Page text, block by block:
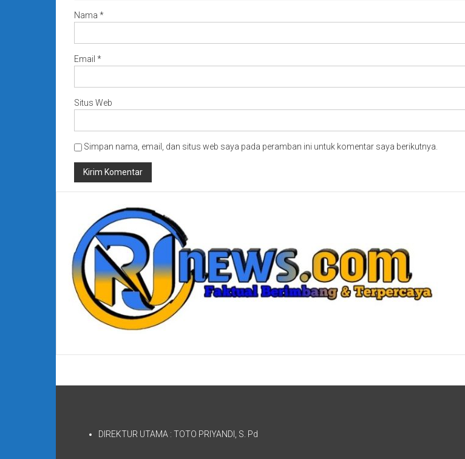
Nama *
Email *
Situs Web
Simpan nama, email, dan situs web saya pada peramban ini untuk komentar saya berikutnya.
DIREKTUR UTAMA : TOTO PRIYANDI, S. Pd